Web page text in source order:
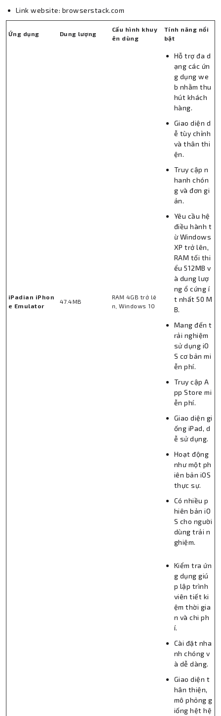
Link website: browserstack.com
Ứng dụng Dung lượng
Cấu hình khuy
ên dùng
Tính năng nổi
bật
iPadian iPhon
e Emulator
47.4MB
RAM 4GB trở lê
n, Windows 10
Hỗ trợ đa d
ạng các ứn
g dụng we
b nhằm thu
hút khách
hàng.
Giao diện d
ễ tùy chỉnh
và thân thi
ện.
Truy cập n
hanh chón
g và đơn gi
ản.
Yêu cầu hệ
điều hành t
ừ Windows
XP trở lên,
RAM tối thi
ểu 512MB v
à dung lượ
ng ổ cứng í
t nhất 50 M
B.
Mang đến t
rải nghiệm
sử dụng iO
S cơ bản mi
ễn phí.
Truy cập A
pp Store mi
ễn phí.
Giao diện gi
ống iPad, d
ễ sử dụng.
Hoạt động
như một ph
iên bản iOS
thực sự.
Có nhiều p
hiên bản iO
S cho người
dùng trải n
ghiệm.
Kiểm tra ứn
g dụng giú
p lập trình
viên tiết ki
ệm thời gia
n và chi ph
í.
Cài đặt nha
nh chóng v
à dễ dàng.
Giao diện t
hân thiện,
mô phỏng g
iống hệt hệ